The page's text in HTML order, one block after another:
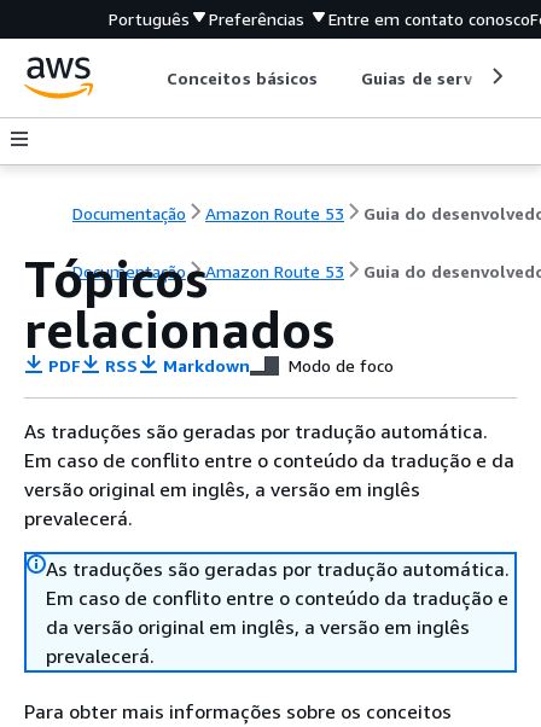
Português Preferências Entre em contato conosco
Conceitos básicos Guias de serviço
Documentação Amazon Route 53 Guia do
Documentação Amazon Route 53 Guia do
Tópicos
relacionados
PDF RSS Markdown Modo de foco
As traduções são geradas por tradução automática.
Em caso de conflito entre o conteúdo da tradução e da
versão original em inglês, a versão em inglês
prevalecerá.
As traduções são geradas por tradução automática.
Em caso de conflito entre o conteúdo da tradução e
da versão original em inglês, a versão em inglês
prevalecerá.
Para obter mais informações sobre os conceitos